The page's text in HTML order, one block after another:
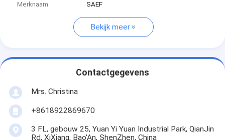
Merknaam
SAEF
Bekijk meer
Contactgegevens
Mrs. Christina
+8618922869670
3 FL, gebouw 25, Yuan Yi Yuan Industrial Park, QianJin
Rd, XiXiang, Bao'An, ShenZhen, China